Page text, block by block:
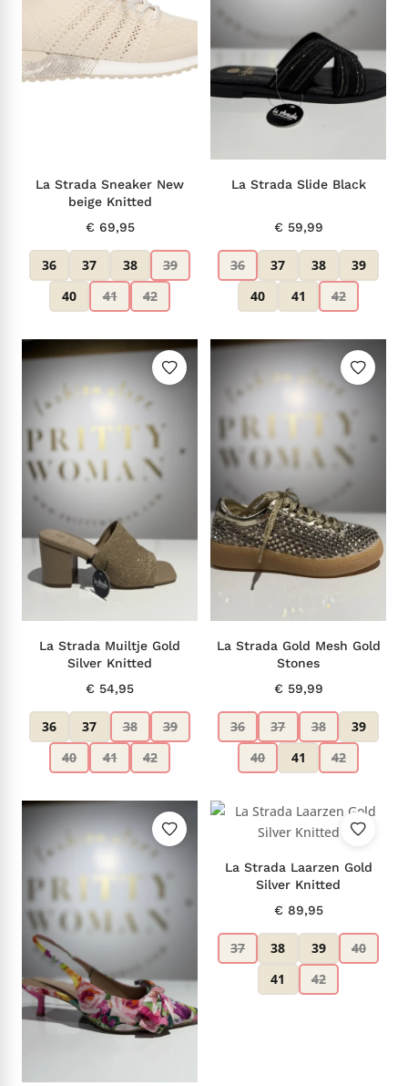
La Strada Sneaker New
beige Knitted
€ 69,95
36 37 38
39
40
41 42
La Strada Slide Black
€ 59,99
36 37 38
39
40
41 42
La Strada Muiltje Gold
Silver Knitted
€ 54,95
36 37 38
39
40
41 42
La Strada Gold Mesh Gold
Stones
€ 59,99
36 37 38
39
40
41 42
La Strada Laarzen Gold
Silver Knitted
€ 89,95
37 38 39
40
41
42